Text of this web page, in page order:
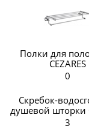
Полки для
CEZARES
0
Скребок-
душевой шторки
3